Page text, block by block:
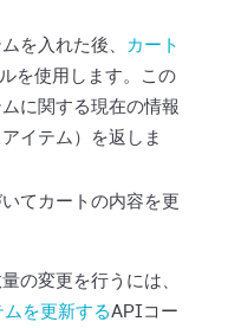
を入れた後、
カート
を使用します。この
に関する現在の情報
イテム）を返しま
てカートの内容を更
の変更を行うには、
を更新するAPIコー